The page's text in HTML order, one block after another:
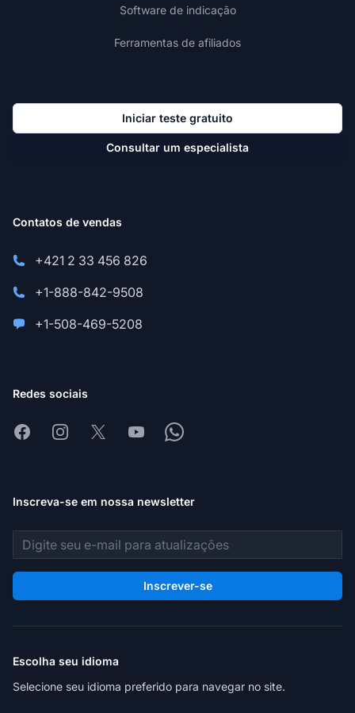
Software de indicação
Ferramentas de afiliados
Iniciar teste gratuito
Consultar um especialista
Contatos de vendas
+421 2 33 456 826
+1-888-842-9508
+1-508-469-5208
Redes sociais
FacebookInstagram
X YoutubeWhatsapp
Inscreva-se em nossa newsletter
Endereço de e-mail
Inscrever-se
Escolha seu idioma
Selecione seu idioma preferido para navegar no site.